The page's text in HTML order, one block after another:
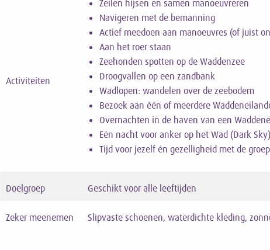
Activiteiten
Zeilen hijsen en samen manoeuvreren
Navigeren met de bemanning
Actief meedoen aan manoeuvres (of juist
Aan het roer staan
Zeehonden spotten op de Waddenzee
Droogvallen op een zandbank
Wadlopen: wandelen over de zeebodem
Bezoek aan één of meerdere
Overnachten in de haven van een
Eén nacht voor anker op het Wad (Dark Sky)
Tijd voor jezelf én gezelligheid met de groep
Doelgroep Geschikt voor alle leeftijden
Zeker meenemen Slipvaste schoenen, waterdichte kleding,